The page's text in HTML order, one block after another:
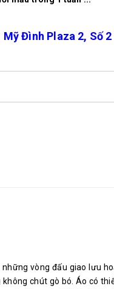
Đình Plaza 2, Số
vòng đấu giao lưu
chút gò bó. Áo có